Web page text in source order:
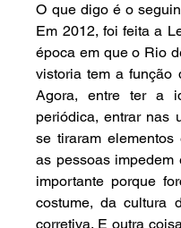
O que digo é o
Em 2012, foi feita a
época em que o Rio
vistoria tem a função
Agora, entre ter a
periódica, entrar nas
se tiraram
as pessoas impedem
importante porque
costume, da cultura
corretiva. E outra